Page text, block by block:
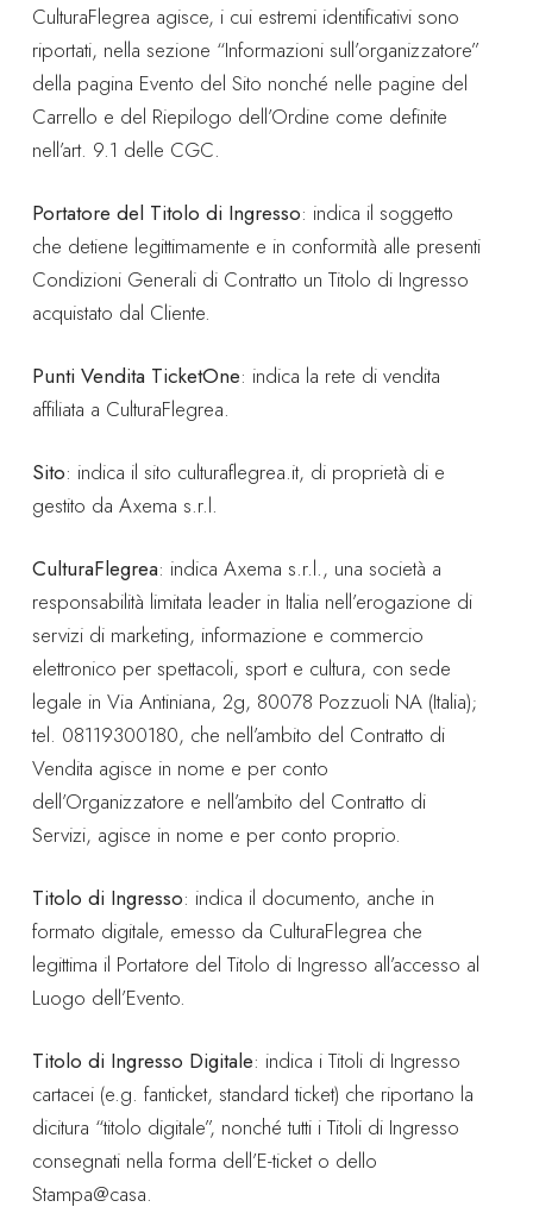
CulturaFlegrea agisce, i cui estremi identificativi sono
riportati, nella sezione “Informazioni sull’organizzatore”
della pagina Evento del Sito nonché nelle pagine del
Carrello e del Riepilogo dell’Ordine come definite
nell’art. 9.1 delle CGC.
Portatore del Titolo di Ingresso: indica il soggetto
che detiene legittimamente e in conformità alle presenti
Condizioni Generali di Contratto un Titolo di Ingresso
acquistato dal Cliente.
Punti Vendita TicketOne: indica la rete di vendita
affiliata a CulturaFlegrea.
Sito: indica il sito culturaflegrea.it, di proprietà di e
gestito da Axema s.r.l.
CulturaFlegrea: indica Axema s.r.l., una società a
responsabilità limitata leader in Italia nell’erogazione di
servizi di marketing, informazione e commercio
elettronico per spettacoli, sport e cultura, con sede
legale in Via Antiniana, 2g, 80078 Pozzuoli NA (Italia);
tel. 08119300180, che nell’ambito del Contratto di
Vendita agisce in nome e per conto
dell’Organizzatore e nell’ambito del Contratto di
Servizi, agisce in nome e per conto proprio.
Titolo di Ingresso: indica il documento, anche in
formato digitale, emesso da CulturaFlegrea che
legittima il Portatore del Titolo di Ingresso all’accesso al
Luogo dell’Evento.
Titolo di Ingresso Digitale: indica i Titoli di Ingresso
cartacei (e.g. fanticket, standard ticket) che riportano la
dicitura “titolo digitale”, nonché tutti i Titoli di Ingresso
consegnati nella forma dell’E-ticket o dello
Stampa@casa.